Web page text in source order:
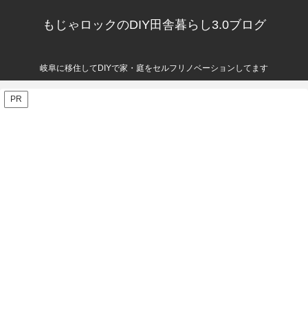
もじゃロックのDIY田舎暮らし3.0ブログ
岐阜に移住してDIYで家・庭をセルフリノベーションしてます
PR